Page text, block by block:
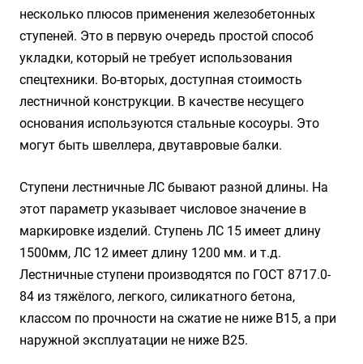
несколько плюсов применения железобетонных
ступеней. Это в первую очередь простой способ
укладки, который не требует использования
спецтехники. Во-вторых, доступная стоимость
лестничной конструкции. В качестве несущего
основания используются стальные косоуры. Это
могут быть швеллера, двутавровые балки.
Ступени лестничные ЛС бывают разной длины. На
этот параметр указывает числовое значение в
маркировке изделий. Ступень ЛС 15 имеет длину
1500мм, ЛС 12 имеет длину 1200 мм. и т.д.
Лестничные ступени производятся по ГОСТ 8717.0-
84 из тяжёлого, легкого, силикатного бетона,
классом по прочности на сжатие не ниже В15, а при
наружной эксплуатации не ниже В25.